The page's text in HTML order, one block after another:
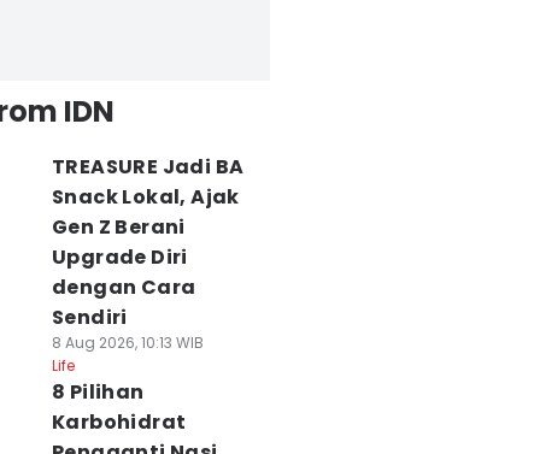
IDN
TREASURE Jadi BA
Snack Lokal, Ajak
Gen Z Berani
Upgrade Diri
dengan Cara
Sendiri
8 Aug 2026, 10:13 WIB
Life
8 Pilihan
Karbohidrat